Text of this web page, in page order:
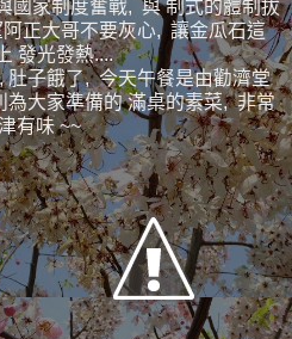
國家制度奮戰, 與 制式的體制拔
正大哥不要灰心, 讓金瓜石這
發光發熱....
肚子餓了, 今天午餐是由勸濟堂
為大家準備的 滿桌的素菜, 非常
有味 ~~